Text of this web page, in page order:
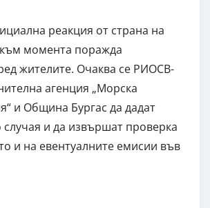
реакция от страна на
момента поражда
жителите. Очаква се РИОСВ-
агенция „Морска
и Община Бургас да дадат
случая и да извършат проверка
и на евентуалните емисии във